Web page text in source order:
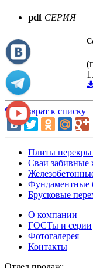
pdf СЕРИЯ
Возврат к списку
Плиты
Сваи забивные
Фундаментные
Брусковые
О компании
ГОСТы и серии
Фотогалерея
Контакты